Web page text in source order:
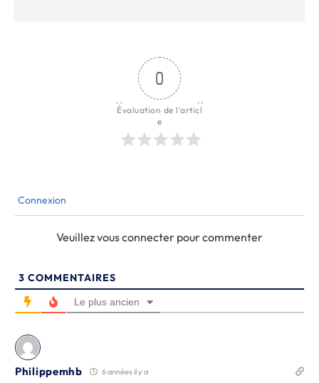
0
Évaluation de l'articl
e
Connexion
Veuillez vous connecter pour commenter
3 COMMENTAIRES
Le plus ancien
Philippemhb 6 années il y a